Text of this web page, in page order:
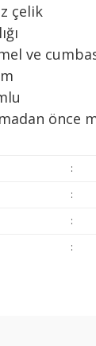
çelik
ve
önce
:
:
:
: